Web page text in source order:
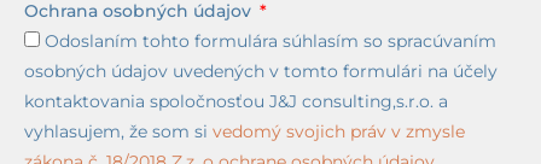
Ochrana osobných údajov
Odoslaním tohto formulára súhlasím so spracúvaním
osobných údajov uvedených v tomto formulári na účely
kontaktovania spoločnosťou J&J consulting,s.r.o. a
vyhlasujem, že som si vedomý svojich práv v zmysle